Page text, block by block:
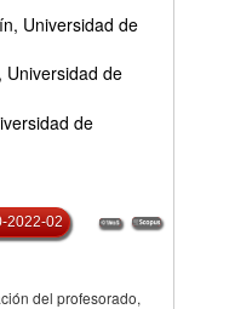
Universidad de
Universidad de
de
2022-02
del profesorado,